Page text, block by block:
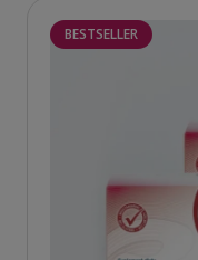
BESTSELLER